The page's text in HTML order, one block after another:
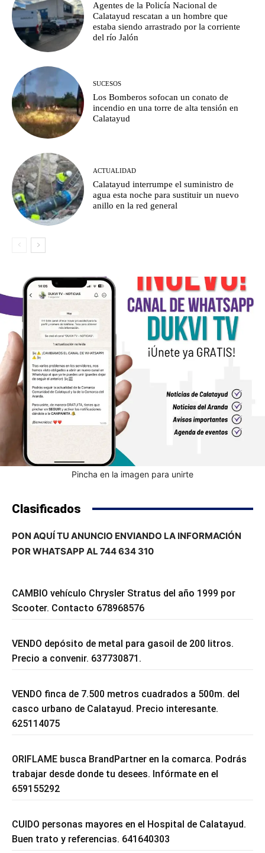
Agentes de la Policía Nacional de
Calatayud rescatan a un hombre que
estaba siendo arrastrado por la corriente
del río Jalón
SUCESOS
Los Bomberos sofocan un conato de
incendio en una torre de alta tensión en
Calatayud
ACTUALIDAD
Calatayud interrumpe el suministro de
agua esta noche para sustituir un nuevo
anillo en la red general
Pincha en la imagen para unirte
Clasificados
PON AQUÍ TU ANUNCIO ENVIANDO LA INFORMACIÓN
POR WHATSAPP AL 744 634 310
CAMBIO vehículo Chrysler Stratus del año 1999 por
Scooter. Contacto 678968576
VENDO depósito de metal para gasoil de 200 litros.
Precio a convenir. 637730871.
VENDO finca de 7.500 metros cuadrados a 500m. del
casco urbano de Calatayud. Precio interesante.
625114075
ORIFLAME busca BrandPartner en la comarca. Podrás
trabajar desde donde tu desees. Infórmate en el
659155292
CUIDO personas mayores en el Hospital de Calatayud.
Buen trato y referencias. 641640303